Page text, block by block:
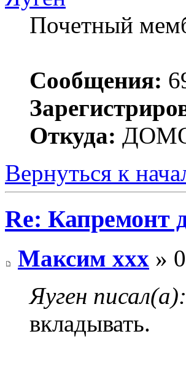
Почетный
Сообщения:
Откуда:
Вернуться к
Re: Капремонт
Максим xxx »
Яуген писал(а):
вкладывать.